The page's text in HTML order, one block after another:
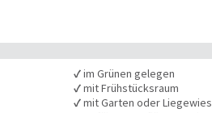
✓im Grünen gelegen
✓mit Frühstücksraum
✓mit Garten oder